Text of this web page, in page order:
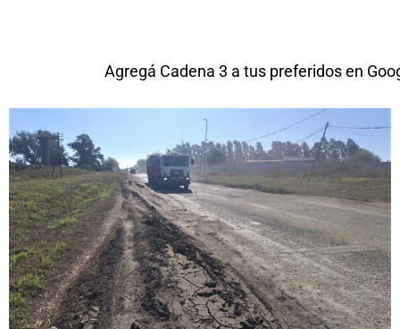
Agregá Cadena 3 a tus preferidos en